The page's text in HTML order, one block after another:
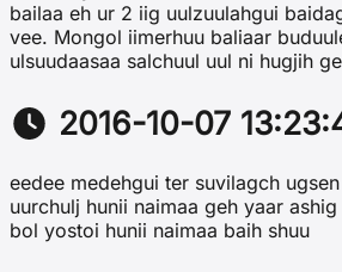
bailaa eh ur 2 iig uulzuulahgui
vee. Mongol iimerhuu baliaar
ulsuudaasaa salchuul uul ni hugjih
2016-10-07
eedee medehgui ter suvilagch
uurchulj hunii naimaa geh yaar
bol yostoi hunii naimaa baih shuu